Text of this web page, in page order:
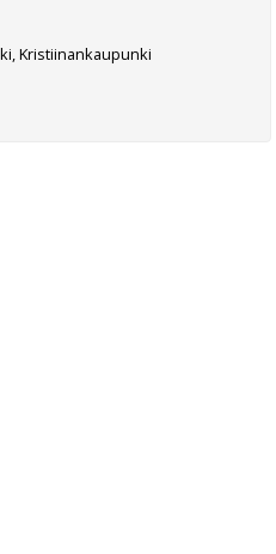
Kristiinankaupunki